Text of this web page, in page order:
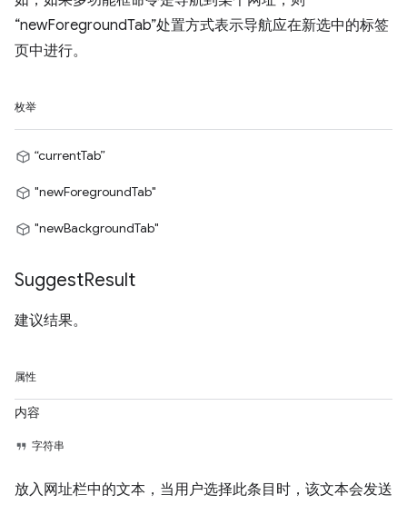
“newForegroundTab”处置方式表示导航应在新选中的标签
页中进行。
枚举
“currentTab”
"newForegroundTab"
"newBackgroundTab"
SuggestResult
建议结果。
属性
内容
字符串
放入网址栏中的文本，当用户选择此条目时，该文本会发送